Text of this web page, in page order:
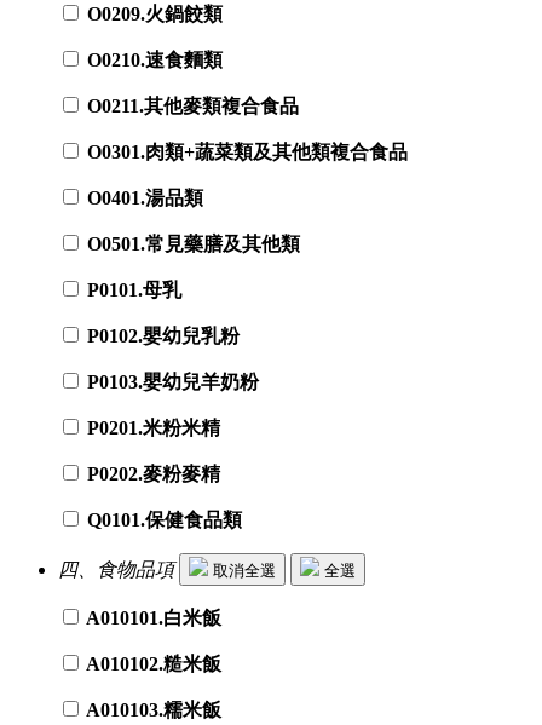
O0209.火鍋餃類
O0210.速食麵類
O0211.其他麥類複合食品
O0301.肉類+蔬菜類及其他類複合食品
O0401.湯品類
O0501.常見藥膳及其他類
P0101.母乳
P0102.嬰幼兒乳粉
P0103.嬰幼兒羊奶粉
P0201.米粉米精
P0202.麥粉麥精
Q0101.保健食品類
四、食物品項 取消全選 全選
A010101.白米飯
A010102.糙米飯
A010103.糯米飯